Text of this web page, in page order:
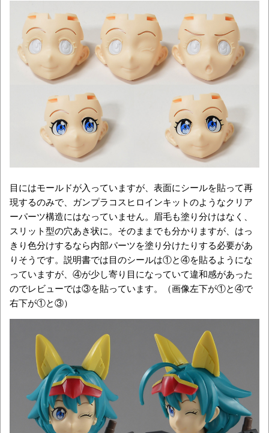
目にはモールドが入っていますが、表面にシールを貼って再
現するのみで、ガンプラコスヒロインキットのようなクリア
ーパーツ構造にはなっていません。眉毛も塗り分けはなく、
スリット型の穴あき状に。そのままでも分かりますが、はっ
きり色分けするなら内部パーツを塗り分けたりする必要があ
りそうです。説明書では目のシールは①と④を貼るようにな
っていますが、④が少し寄り目になっていて違和感があった
のでレビューでは③を貼っています。（画像左下が①と④で
右下が①と③）